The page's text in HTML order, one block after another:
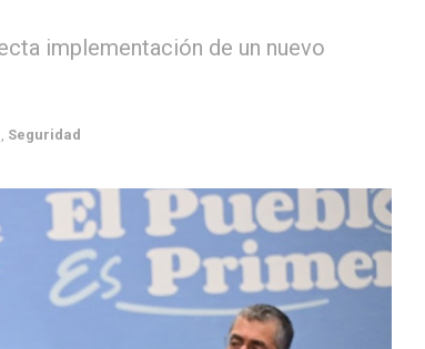
implementación de un nuevo
Seguridad